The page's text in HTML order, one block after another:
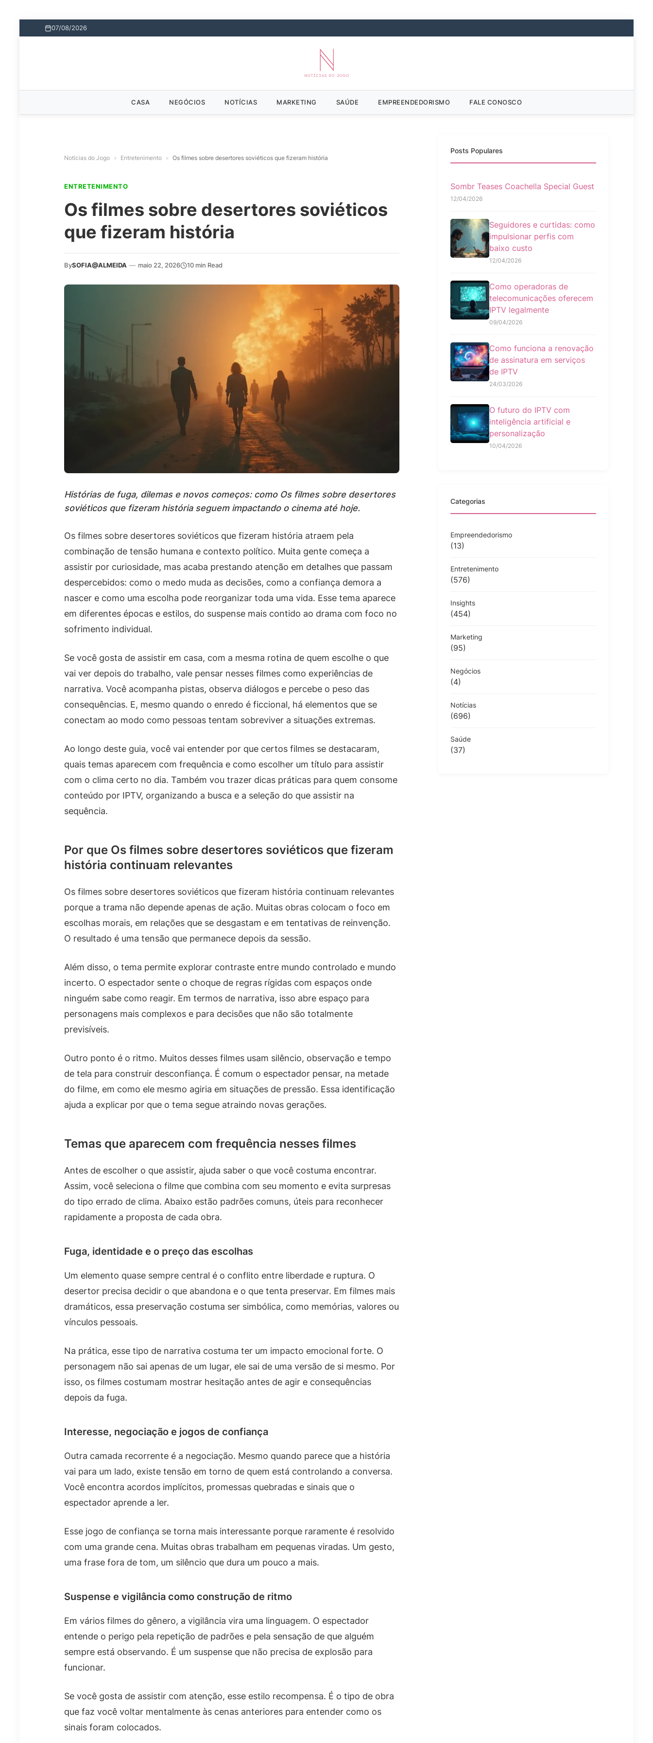
07/08/2026
CASA NEGÓCIOS NOTÍCIAS MARKETING SAÚDE EMPREENDEDORISMO FALE CONOSCO
Notícias do Jogo » Entretenimento » Os filmes sobre desertores soviéticos que fizeram história
ENTRETENIMENTO
Os filmes sobre desertores soviéticos
que fizeram história
BySOFIA@ALMEIDA — maio 22, 2026 10 min Read
Histórias de fuga, dilemas e novos começos: como Os filmes sobre desertores
soviéticos que fizeram história seguem impactando o cinema até hoje.
Os filmes sobre desertores soviéticos que fizeram história atraem pela
combinação de tensão humana e contexto político. Muita gente começa a
assistir por curiosidade, mas acaba prestando atenção em detalhes que passam
despercebidos: como o medo muda as decisões, como a confiança demora a
nascer e como uma escolha pode reorganizar toda uma vida. Esse tema aparece
em diferentes épocas e estilos, do suspense mais contido ao drama com foco no
sofrimento individual.
Se você gosta de assistir em casa, com a mesma rotina de quem escolhe o que
vai ver depois do trabalho, vale pensar nesses filmes como experiências de
narrativa. Você acompanha pistas, observa diálogos e percebe o peso das
consequências. E, mesmo quando o enredo é ficcional, há elementos que se
conectam ao modo como pessoas tentam sobreviver a situações extremas.
Ao longo deste guia, você vai entender por que certos filmes se destacaram,
quais temas aparecem com frequência e como escolher um título para assistir
com o clima certo no dia. Também vou trazer dicas práticas para quem consome
conteúdo por IPTV, organizando a busca e a seleção do que assistir na
sequência.
Por que Os filmes sobre desertores soviéticos que fizeram
história continuam relevantes
Os filmes sobre desertores soviéticos que fizeram história continuam relevantes
porque a trama não depende apenas de ação. Muitas obras colocam o foco em
escolhas morais, em relações que se desgastam e em tentativas de reinvenção.
O resultado é uma tensão que permanece depois da sessão.
Além disso, o tema permite explorar contraste entre mundo controlado e mundo
incerto. O espectador sente o choque de regras rígidas com espaços onde
ninguém sabe como reagir. Em termos de narrativa, isso abre espaço para
personagens mais complexos e para decisões que não são totalmente
previsíveis.
Outro ponto é o ritmo. Muitos desses filmes usam silêncio, observação e tempo
de tela para construir desconfiança. É comum o espectador pensar, na metade
do filme, em como ele mesmo agiria em situações de pressão. Essa identificação
ajuda a explicar por que o tema segue atraindo novas gerações.
Temas que aparecem com frequência nesses filmes
Antes de escolher o que assistir, ajuda saber o que você costuma encontrar.
Assim, você seleciona o filme que combina com seu momento e evita surpresas
do tipo errado de clima. Abaixo estão padrões comuns, úteis para reconhecer
rapidamente a proposta de cada obra.
Fuga, identidade e o preço das escolhas
Um elemento quase sempre central é o conflito entre liberdade e ruptura. O
desertor precisa decidir o que abandona e o que tenta preservar. Em filmes mais
dramáticos, essa preservação costuma ser simbólica, como memórias, valores ou
vínculos pessoais.
Na prática, esse tipo de narrativa costuma ter um impacto emocional forte. O
personagem não sai apenas de um lugar, ele sai de uma versão de si mesmo. Por
isso, os filmes costumam mostrar hesitação antes de agir e consequências
depois da fuga.
Interesse, negociação e jogos de confiança
Outra camada recorrente é a negociação. Mesmo quando parece que a história
vai para um lado, existe tensão em torno de quem está controlando a conversa.
Você encontra acordos implícitos, promessas quebradas e sinais que o
espectador aprende a ler.
Esse jogo de confiança se torna mais interessante porque raramente é resolvido
com uma grande cena. Muitas obras trabalham em pequenas viradas. Um gesto,
uma frase fora de tom, um silêncio que dura um pouco a mais.
Suspense e vigilância como construção de ritmo
Em vários filmes do gênero, a vigilância vira uma linguagem. O espectador
entende o perigo pela repetição de padrões e pela sensação de que alguém
sempre está observando. É um suspense que não precisa de explosão para
funcionar.
Se você gosta de assistir com atenção, esse estilo recompensa. É o tipo de obra
que faz você voltar mentalmente às cenas anteriores para entender como os
sinais foram colocados.
Posts Populares
Sombr Teases Coachella Special Guest
12/04/2026
Seguidores e curtidas: como
impulsionar perfis com
baixo custo
12/04/2026
Como operadoras de
telecomunicações oferecem
IPTV legalmente
09/04/2026
Como funciona a renovação
de assinatura em serviços
de IPTV
24/03/2026
O futuro do IPTV com
inteligência artificial e
personalização
10/04/2026
Categorias
Empreendedorismo
(13)
Entretenimento
(576)
Insights
(454)
Marketing
(95)
Negócios
(4)
Notícias
(696)
Saúde
(37)